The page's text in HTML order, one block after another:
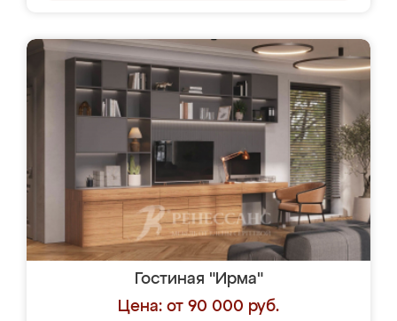
Гостиная "Ирма"
Цена: от 90 000 руб.